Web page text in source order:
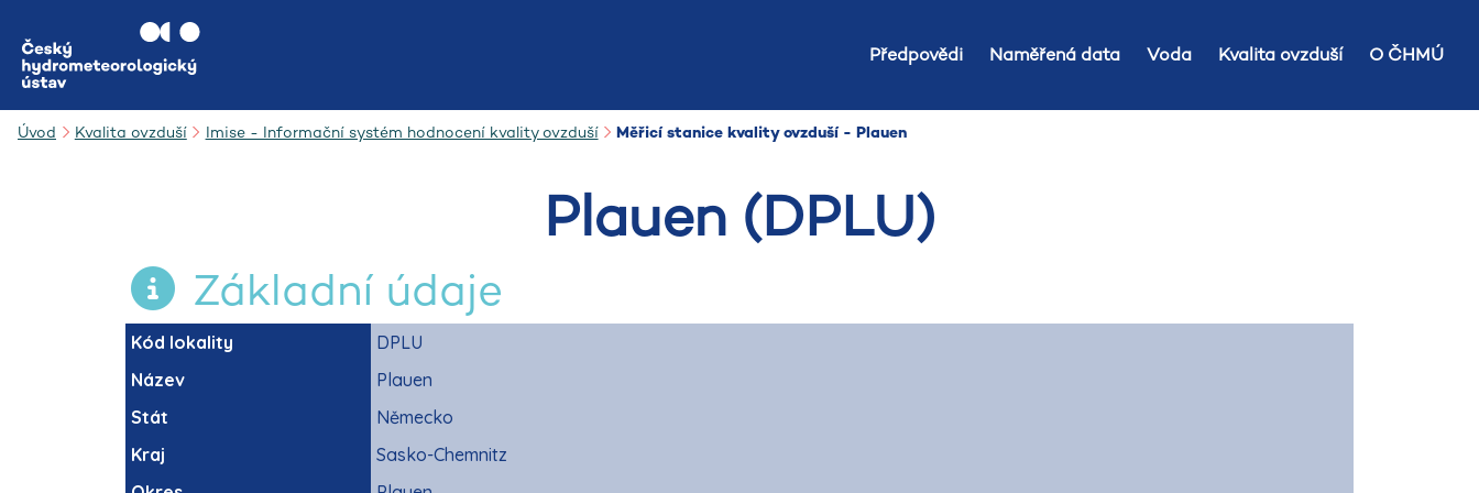
Předpovědi Naměřená data Voda Kvalita ovzduší O ČHMÚ
Úvod Kvalita ovzduší Imise - Informační systém hodnocení kvality ovzduší Měřicí stanice kvality ovzduší - Plauen
Plauen (DPLU)
Základní údaje
Kód lokality
DPLU
Název
Plauen
Stát
Německo
Kraj
Sasko-Chemnitz